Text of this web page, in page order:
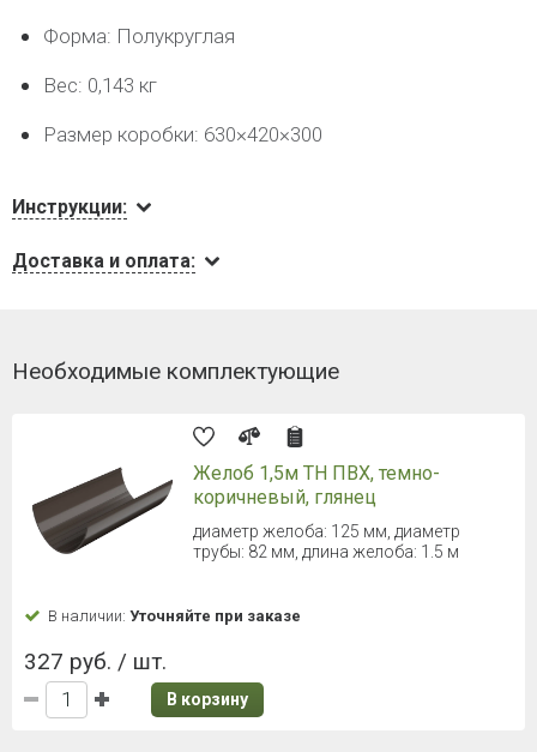
Форма: Полукруглая
Вес: 0,143 кг
Размер коробки: 630×420×300
Инструкции:
Доставка и оплата:
Необходимые комплектующие
Желоб 1,5м ТН ПВХ, темно-
коричневый, глянец
диаметр желоба: 125 мм, диаметр
трубы: 82 мм, длина желоба: 1.5 м
В наличии: Уточняйте при заказе
327 руб. / шт.
В корзину